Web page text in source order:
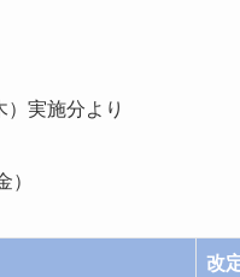
）実施分より
）
改